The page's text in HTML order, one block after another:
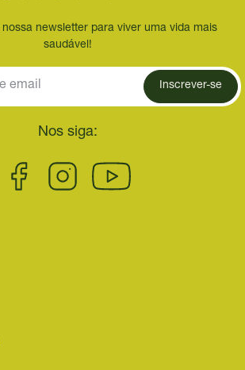
newsletter para viver uma vida mais
saudável!
Inscrever-se
Nos siga: